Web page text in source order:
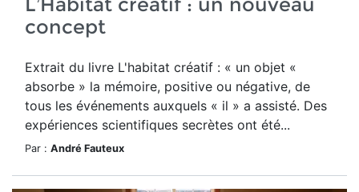
concept
Extrait du livre L'habitat créatif : « un objet «
absorbe » la mémoire, positive ou négative, de
tous les événements auxquels « il » a assisté. Des
expériences scientifiques secrètes ont été...
Par : André Fauteux